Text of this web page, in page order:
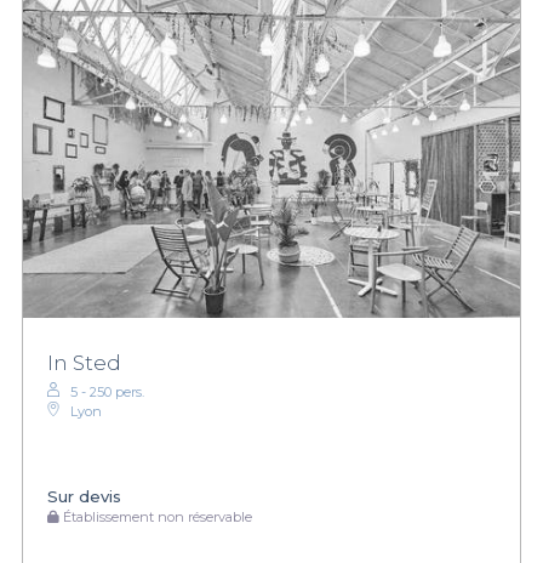
In Sted
5 - 250 pers.
Lyon
Sur devis
Établissement non réservable